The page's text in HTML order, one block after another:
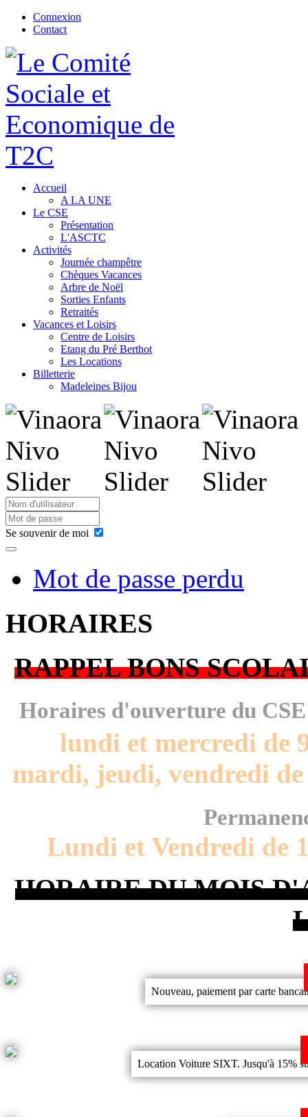
Connexion
Contact
Accueil
A LA UNE
Le CSE
Présentation
L'ASCTC
Activités
Journée champêtre
Chèques Vacances
Arbre de Noël
Sorties Enfants
Retraités
Vacances et Loisirs
Centre de Loisirs
Etang du Pré Berthot
Les Locations
Billetterie
Madeleines Bijou
Se souvenir de moi
Mot de passe perdu
HORAIRES
RAPPEL BONS
Horaires d'ouverture du
lundi et mercredi de
mardi, jeudi, vendredi de
Lundi et Vendredi de
HORAIRE DU MOIS
Nouveau, paiement par carte
Location Voiture SIXT. Jusqu'à 15%